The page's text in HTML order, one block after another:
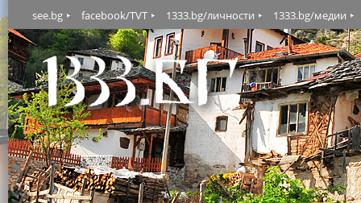
see.bg facebook/TVT 1333.bg/личности 1333.bg/медии